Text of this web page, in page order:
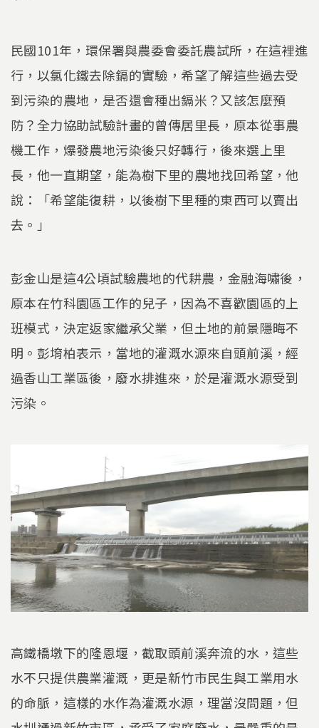
民國101年，環保署與農委會委託農試所，在這裡進
行，以氯化鐵去除鎘的實驗，希望了解這些過去受
到污染的農地，是否還會種出鎘米？又該怎麼預
防？全力協助試驗計畫的曾傳居里長，原本從事農
機工作，爆發農地污染後只好轉行，後來選上里
長，他一直期望，能為樹下里的農地找回希望，他
說：「希望能復耕，以後樹下里種的東西可以賣出
去。」
彭金山是這4公頃試驗農地的代耕農，金融海嘯後，
原本在竹科園區工作的兒子，因為不喜歡園區的上
班模式，決定返家繼承父業，但土地的前景隱晦不
明。彭堉柏表示，當地的灌溉水源來自頭前溪，經
過香山工業區後，廢水排進來，於是灌溉水源受到
污染。
高鐵橋墩下的隆恩堰，截取頭前溪奔流的水，這些
水不只提供農業灌溉，更是新竹市民生與工業用水
的命脈，這樣的水作為灌溉水源，理當沒問題，但